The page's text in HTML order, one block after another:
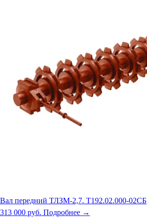
Вал передний ТЛЗМ-2,7. Т192.02.000-02СБ
313 000 руб. Подробнее →